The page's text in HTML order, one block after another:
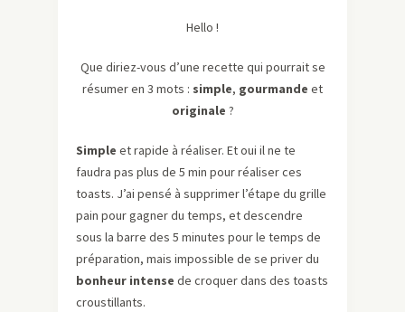
Hello !
Que diriez-vous d’une recette qui pourrait se
résumer en 3 mots : simple, gourmande et
originale ?
Simple et rapide à réaliser. Et oui il ne te
faudra pas plus de 5 min pour réaliser ces
toasts. J’ai pensé à supprimer l’étape du grille
pain pour gagner du temps, et descendre
sous la barre des 5 minutes pour le temps de
préparation, mais impossible de se priver du
bonheur intense de croquer dans des toasts
croustillants.